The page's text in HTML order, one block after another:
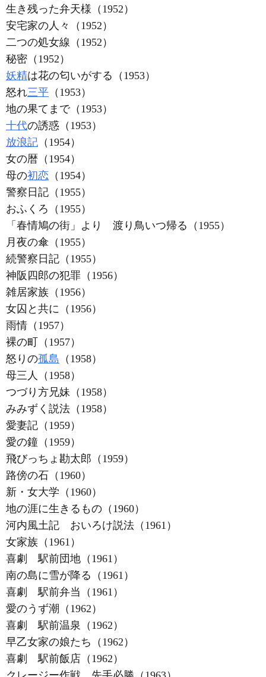
生き残った弁天様（1952）
安宅家の人々（1952）
二つの処女線（1952）
秘密（1952）
妖精は花の匂いがする（1953）
怒れ三平 （1953）
地の果てまで（1953）
十代の誘惑（1953）
放浪記 （1954）
女の暦（1954）
母の初恋 （1954）
警察日記（1955）
おふくろ（1955）
「春情鳩の街」より 渡り鳥いつ帰る（1955）
月夜の傘（1955）
続警察日記（1955）
神阪四郎の犯罪（1956）
雑居家族（1956）
女囚と共に（1956）
雨情（1957）
裸の町（1957）
怒りの孤島 （1958）
母三人（1958）
つづり方兄妹（1958）
みみずく説法（1958）
愛妻記（1959）
愛の鐘（1959）
飛びっちょ勘太郎（1959）
路傍の石（1960）
新・女大学（1960）
地の涯に生きるもの（1960）
河内風土記 おいろけ説法（1961）
女家族（1961）
喜劇 駅前団地（1961）
南の島に雪が降る（1961）
喜劇 駅前弁当（1961）
愛のうず潮（1962）
喜劇 駅前温泉（1962）
早乙女家の娘たち（1962）
喜劇 駅前飯店（1962）